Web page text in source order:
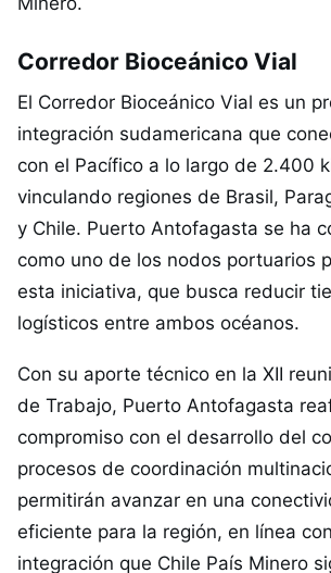
Corredor Bioceánico Vial
El Corredor Bioceánico Vial es un
integración sudamericana que
con el Pacífico a lo largo de 2.400
vinculando regiones de Brasil,
y Chile. Puerto Antofagasta se ha
como uno de los nodos portuarios
esta iniciativa, que busca reducir
logísticos entre ambos océanos.
Con su aporte técnico en la XII
de Trabajo, Puerto Antofagasta
compromiso con el desarrollo del
procesos de coordinación
permitirán avanzar en una
eficiente para la región, en línea
integración que Chile País Minero